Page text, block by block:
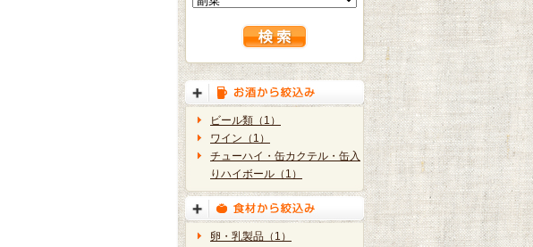
ビール類（1）
ワイン（1）
チューハイ・缶カクテル・缶入
りハイボール（1）
卵・乳製品（1）